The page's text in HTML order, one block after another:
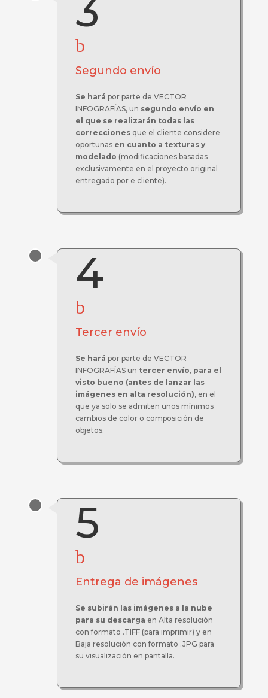
3
b
Segundo envío
Se hará por parte de VECTOR
INFOGRAFÍAS, un segundo envío en
el que se realizarán todas las
correccionesque el cliente considere
oportunas en cuanto a texturas y
modelado (modificaciones basadas
exclusivamente en el proyecto original
entregado por e cliente).
4
b
Tercer envío
Se hará por parte de VECTOR
INFOGRAFÍAS un tercer envío, para el
visto bueno (antes de lanzar las
imágenes en alta resolución), en el
que ya solo se admiten unos mínimos
cambios de color o composición de
objetos.
5
b
Entrega de imágenes
Se subirán las imágenes a la nube
para su descarga en Alta resolución
con formato .TIFF (para imprimir) y en
Baja resolución con formato .JPG para
su visualización en pantalla.